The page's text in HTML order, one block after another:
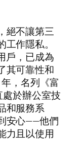
絕不讓第三
作隱私。
戶，已成為
其可靠性和
，名列《富
於辦公室技
和服務系
安心——他們
力且以使用